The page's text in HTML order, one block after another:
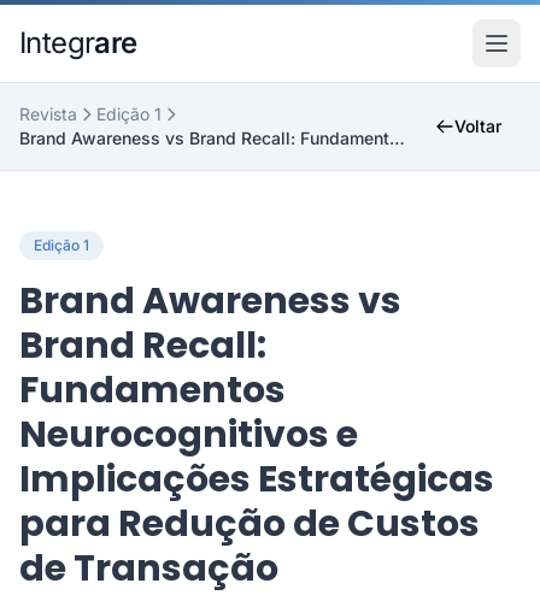
Integrare
Revista
Edição 1
Brand Awareness vs Brand Recall: Fundamentos Neuro...
Voltar
Edição 1
Brand Awareness vs
Brand Recall:
Fundamentos
Neurocognitivos e
Implicações Estratégicas
para Redução de Custos
de Transação